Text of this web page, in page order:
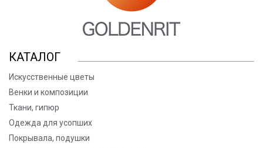
КАТАЛОГ
Искусственные цветы
Венки и композиции
Ткани, гипюр
Одежда для усопших
Покрывала, подушки